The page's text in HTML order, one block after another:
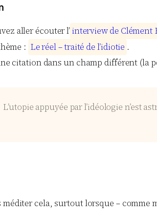
aller écouter l’ interviewde Clément
: Leréel–traité de l’idiotie .
citation dans un champ différent
L’utopie appuyée par l’idéologie n’est
cela, surtout lorsque – comme